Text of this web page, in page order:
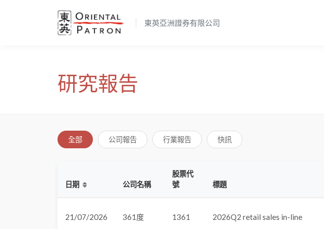
東英亞洲證券有限公司
研究報告
全部 公司報告 行業報告 快訊
日期 公司名稱
股票代
號
標題
21/07/2026 361度 1361 2026Q2 retail sales in-line